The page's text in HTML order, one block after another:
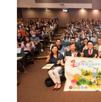
記錄．宏福苑火災
娛樂
反華推手你要知
反華推手懶人包
民主派騙案十式
KOL 專欄
林淑芳專欄
絕密法庭檔案